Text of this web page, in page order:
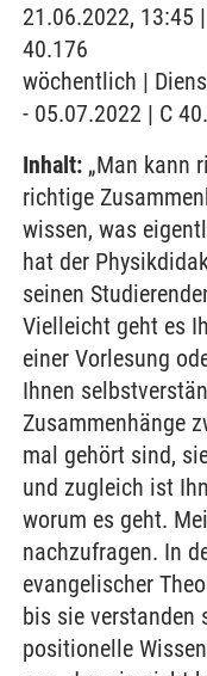
21.06.2022, 13:45
40.176
wöchentlich |
- 05.07.2022 | C
Inhalt: „Man kann
richtige
wissen, was
hat der
seinen
Vielleicht geht es
einer Vorlesung
Ihnen
Zusammenhänge
mal gehört sind,
und zugleich ist
worum es geht.
nachzufragen. In
evangelischer
bis sie verstanden
positionelle